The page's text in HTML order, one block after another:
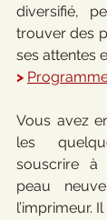
diversifié,
trouver des
ses attentes
>
Vous avez
les
souscrire à
peau
l’imprimeur.